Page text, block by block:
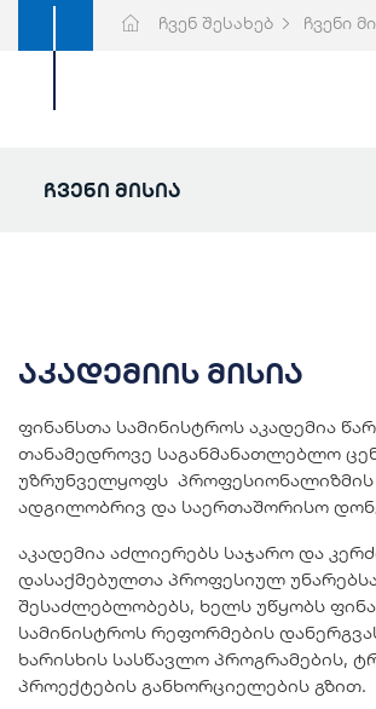
ჩვენ შესახებ ჩვენი
ჩვენი მისია
აკადემიის მისია
ფინანსთა სამინისტროს აკადემია
თანამედროვე საგანმანათლებლო
უზრუნველყოფს პროფესიონალიზმის
ადგილობრივ და საერთაშორისო
აკადემია აძლიერებს საჯარო და
დასაქმებულთა პროფესიულ
შესაძლებლობებს, ხელს უწყობს
სამინისტროს რეფორმების
ხარისხის სასწავლო პროგრამების,
პროექტების განხორციელების გზით.